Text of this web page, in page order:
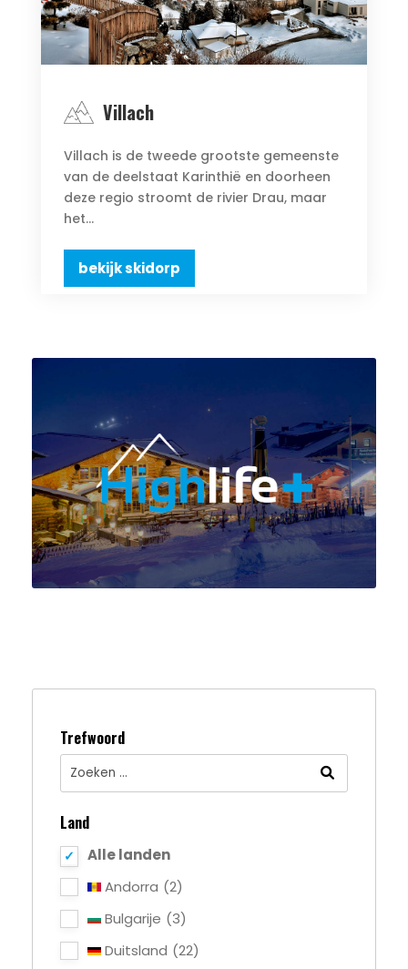
Villach
Villach is de tweede grootste gemeenste
van de deelstaat Karinthië en doorheen
deze regio stroomt de rivier Drau, maar
het...
bekijk skidorp
Trefwoord
Land
Alle landen
Andorra (2)
Bulgarije (3)
Duitsland (22)